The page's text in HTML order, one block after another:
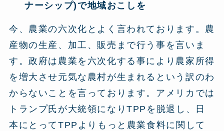
ナーシップ)で地域おこしを
今、農業の六次化とよく言われております。農
産物の生産、加工、販売まで行う事を言いま
す。政府は農業を六次化する事により農家所得
を増大させ元気な農村が生まれるという訳のわ
からないことを言っております。アメリカでは
トランプ氏が大統領になりTPPを脱退し、日
本にとってTPPよりもっと農業食料に関して